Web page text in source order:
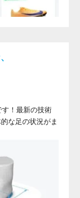
！最新の技術
な足の状況がま